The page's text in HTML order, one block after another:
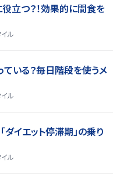
立つ？！効果的に間食を
ル
いる？毎日階段を使うメ
ル
イエット停滞期」の乗り
ル